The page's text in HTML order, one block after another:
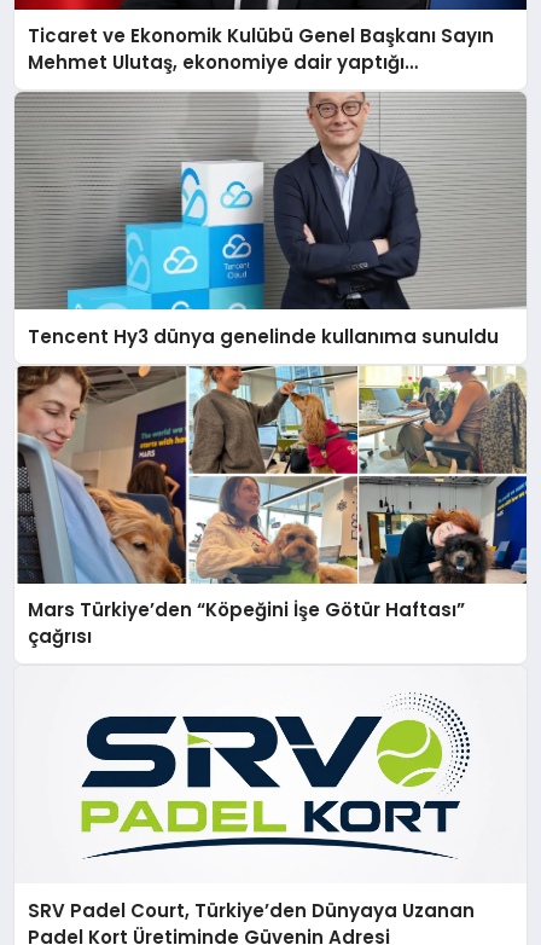
Ticaret ve Ekonomik Kulübü Genel Başkanı Sayın
Mehmet Ulutaş, ekonomiye dair yaptığı
açıklamada şunları kaydetti:
Tencent Hy3 dünya genelinde kullanıma sunuldu
Mars Türkiye’den “Köpeğini İşe Götür Haftası”
çağrısı
SRV Padel Court, Türkiye’den Dünyaya Uzanan
Padel Kort Üretiminde Güvenin Adresi